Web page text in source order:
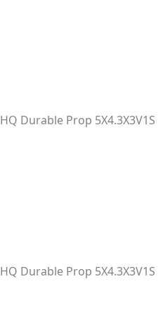
HQ Durable Prop 5X4.3X3V1S
HQ Durable Prop 5X4.3X3V1S